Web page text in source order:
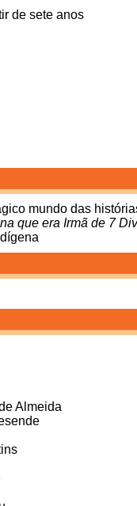
de sete anos
mundo das
que era Irmã de 7
Almeida